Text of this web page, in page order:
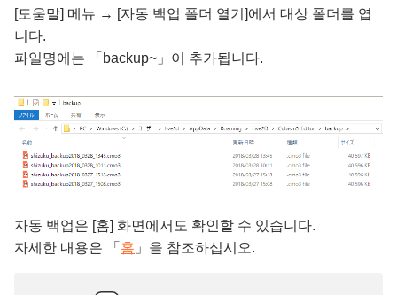
[도움말] 메뉴 → [자동 백업 폴더 열기]에서 대상 폴더를 엽
니다.
파일명에는 「backup~」이 추가됩니다.
자동 백업은 [홈] 화면에서도 확인할 수 있습니다.
자세한 내용은 「 홈 」을 참조하십시오.